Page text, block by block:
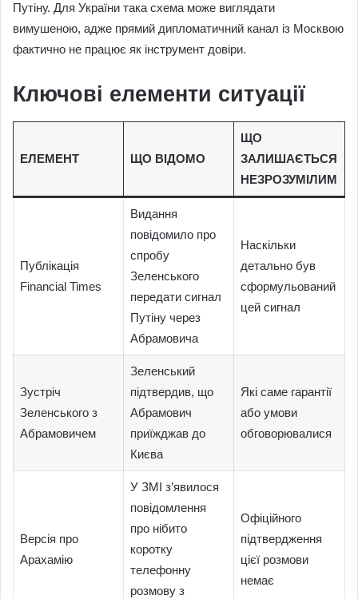
Путіну. Для України така схема може виглядати
вимушеною, адже прямий дипломатичний канал із Москвою
фактично не працює як інструмент довіри.
Ключові елементи ситуації
ЕЛЕМЕНТ ЩО ВІДОМО
ЩО
ЗАЛИШАЄТЬСЯ
НЕЗРОЗУМІЛИМ
Публікація
Financial Times
Видання
повідомило про
спробу
Зеленського
передати сигнал
Путіну через
Абрамовича
Наскільки
детально був
сформульований
цей сигнал
Зустріч
Зеленського з
Абрамовичем
Зеленський
підтвердив, що
Абрамович
приїжджав до
Києва
Які саме гарантії
або умови
обговорювалися
Версія про
Арахамію
У ЗМІ з’явилося
повідомлення
про нібито
коротку
телефонну
розмову з
Офіційного
підтвердження
цієї розмови
немає